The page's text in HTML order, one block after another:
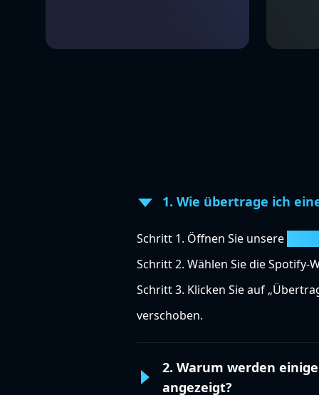
1. Wie übertrage ich
Schritt 1. Öffnen Sie unsere
Schritt 2. Wählen Sie die Spotify-
Schritt 3. Klicken Sie auf
verschoben.
2. Warum werden
angezeigt?